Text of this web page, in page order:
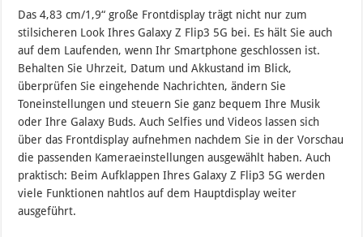
Das 4,83 cm/1,9“ große Frontdisplay trägt nicht nur zum
stilsicheren Look Ihres Galaxy Z Flip3 5G bei. Es hält Sie auch
auf dem Laufenden, wenn Ihr Smartphone geschlossen ist.
Behalten Sie Uhrzeit, Datum und Akkustand im Blick,
überprüfen Sie eingehende Nachrichten, ändern Sie
Toneinstellungen und steuern Sie ganz bequem Ihre Musik
oder Ihre Galaxy Buds. Auch Selfies und Videos lassen sich
über das Frontdisplay aufnehmen nachdem Sie in der Vorschau
die passenden Kameraeinstellungen ausgewählt haben. Auch
praktisch: Beim Aufklappen Ihres Galaxy Z Flip3 5G werden
viele Funktionen nahtlos auf dem Hauptdisplay weiter
ausgeführt.